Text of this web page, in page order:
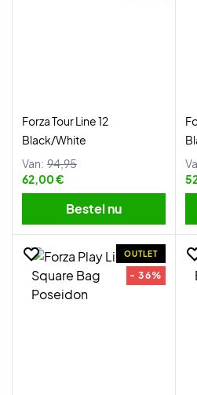
Forza Tour Line 12
Black/White
Van: 94,95
62,00 €
Bestel nu
OUTLET
- 36%